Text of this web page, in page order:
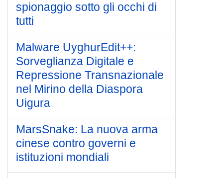
spionaggio sotto gli occhi di
tutti
Malware UyghurEdit++:
Sorveglianza Digitale e
Repressione Transnazionale
nel Mirino della Diaspora
Uigura
MarsSnake: La nuova arma
cinese contro governi e
istituzioni mondiali